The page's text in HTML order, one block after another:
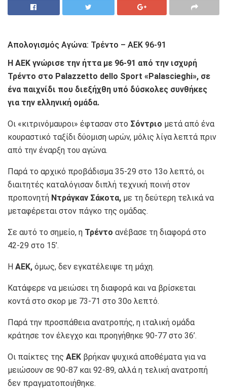
Απολογισμός Αγώνα: Τρέντο – ΑΕΚ 96-91
Η ΑΕΚ γνώρισε την ήττα με 96-91 από την ισχυρή
Τρέντο στο Palazzetto dello Sport «Palascieghi», σε
ένα παιχνίδι που διεξήχθη υπό δύσκολες συνθήκες
για την ελληνική ομάδα.
Οι «κιτρινόμαυροι» έφτασαν στο Σόντριο μετά από ένα
κουραστικό ταξίδι δύομιση ωρών, μόλις λίγα λεπτά πριν
από την έναρξη του αγώνα.
Παρά το αρχικό προβάδισμα 35-29 στο 13ο λεπτό, οι
διαιτητές καταλόγισαν διπλή τεχνική ποινή στον
προπονητή Ντράγκαν Σάκοτα, με τη δεύτερη τελικά να
μεταφέρεται στον πάγκο της ομάδας.
Σε αυτό το σημείο, η Τρέντο ανέβασε τη διαφορά στο
42-29 στο 15’.
Η ΑΕΚ, όμως, δεν εγκατέλειψε τη μάχη.
Κατάφερε να μειώσει τη διαφορά και να βρίσκεται
κοντά στο σκορ με 73-71 στο 30ο λεπτό.
Παρά την προσπάθεια ανατροπής, η ιταλική ομάδα
κράτησε τον έλεγχο και προηγήθηκε 90-77 στο 36’.
Οι παίκτες της ΑΕΚ βρήκαν ψυχικά αποθέματα για να
μειώσουν σε 90-87 και 92-89, αλλά η τελική ανατροπή
δεν πραγματοποιήθηκε.